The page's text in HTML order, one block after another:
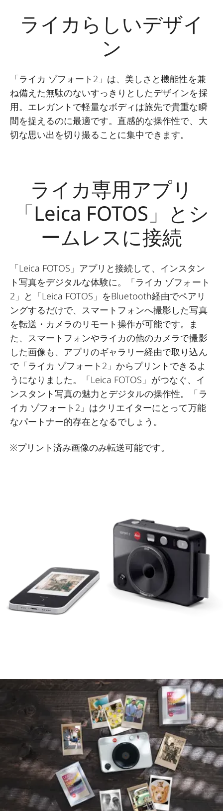
ライカらしいデザイ
ン
「ライカ ゾフォート2」は、美しさと機能性を兼
ね備えた無駄のないすっきりとしたデザインを採
用。エレガントで軽量なボディは旅先で貴重な瞬
間を捉えるのに最適です。直感的な操作性で、大
切な思い出を切り撮ることに集中できます。
ライカ専用アプリ
「Leica FOTOS」とシ
ームレスに接続
「Leica FOTOS」アプリと接続して、インスタン
ト写真をデジタルな体験に。「ライカ ゾフォート
2」と「Leica FOTOS」をBluetooth経由でペアリ
ングするだけで、スマートフォンへ撮影した写真
を転送・カメラのリモート操作が可能です。ま
た、スマートフォンやライカの他のカメラで撮影
した画像も、アプリのギャラリー経由で取り込ん
で「ライカ ゾフォート2」からプリントできるよ
うになりました。「Leica FOTOS」がつなぐ、イ
ンスタント写真の魅力とデジタルの操作性。「ラ
イカ ゾフォート2」はクリエイターにとって万能
なパートナー的存在となるでしょう。
※プリント済み画像のみ転送可能です。